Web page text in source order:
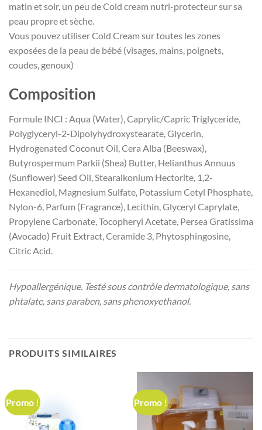
matin et soir, un peu de Cold cream nutri-protecteur sur sa
peau propre et sèche.
Vous pouvez utiliser Cold Cream sur toutes les zones
exposées de la peau de bébé (visages, mains, poignets,
coudes, genoux)
Composition
Formule INCI : Aqua (Water), Caprylic/Capric Triglyceride,
Polyglyceryl-2-Dipolyhydroxystearate, Glycerin,
Hydrogenated Coconut Oil, Cera Alba (Beeswax),
Butyrospermum Parkii (Shea) Butter, Helianthus Annuus
(Sunflower) Seed Oil, Stearalkonium Hectorite, 1,2-
Hexanediol, Magnesium Sulfate, Potassium Cetyl Phosphate,
Nylon-6, Parfum (Fragrance), Lecithin, Glyceryl Caprylate,
Propylene Carbonate, Tocopheryl Acetate, Persea Gratissima
(Avocado) Fruit Extract, Ceramide 3, Phytosphingosine,
Citric Acid.
Hypoallergénique. Testé sous contrôle dermatologique, sans
phtalate, sans paraben, sans phenoxyethanol.
PRODUITS SIMILAIRES
Promo ! Promo !